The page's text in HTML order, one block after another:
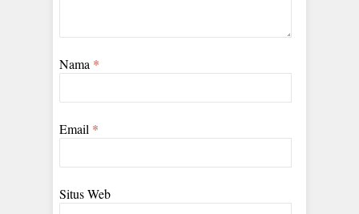
Nama *
Email *
Situs Web